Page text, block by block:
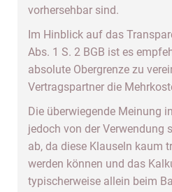
vorhersehbar sind.
Im Hinblick auf das
Abs. 1 S. 2 BGB ist es
absolute Obergrenze zu
Vertragspartner die
Die überwiegende Meinung
jedoch von der Verwendung
ab, da diese Klauseln kaum
werden können und das
typischerweise allein beim